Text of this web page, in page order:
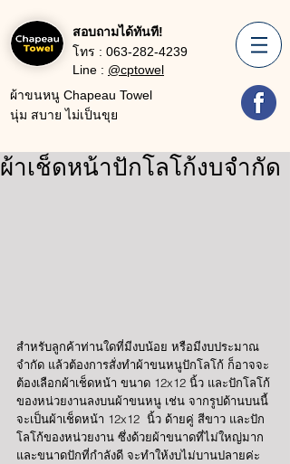
สอบถามได้ทันที!
โทร : 063-282-4239
Line : @cptowel
ผ้าขนหนู Chapeau Towel
นุ่ม สบาย ไม่เป็นขุย
ผ้าเช็ดหน้าปักโลโก้งบจำกัด
สำหรับลูกค้าท่านใดที่มีงบน้อย หรือมีงบประมาณ
จำกัด แล้วต้องการสั่งทำผ้าขนหนูปักโลโก้ ก็อาจจะ
ต้องเลือกผ้าเช็ดหน้า ขนาด 12x12 นิ้ว และปักโลโก้
ของหน่วยงานลงบนผ้าขนหนู เช่น จากรูปด้านบนนี้
จะเป็นผ้าเช็ดหน้า 12x12  นิ้ว ด้ายคู่ สีขาว และปัก
โลโก้ของหน่วยงาน ซึ่งด้วยผ้าขนาดที่ไม่ใหญ่มาก
และขนาดปักที่กำลังดี จะทำให้งบไม่บานปลายค่ะ